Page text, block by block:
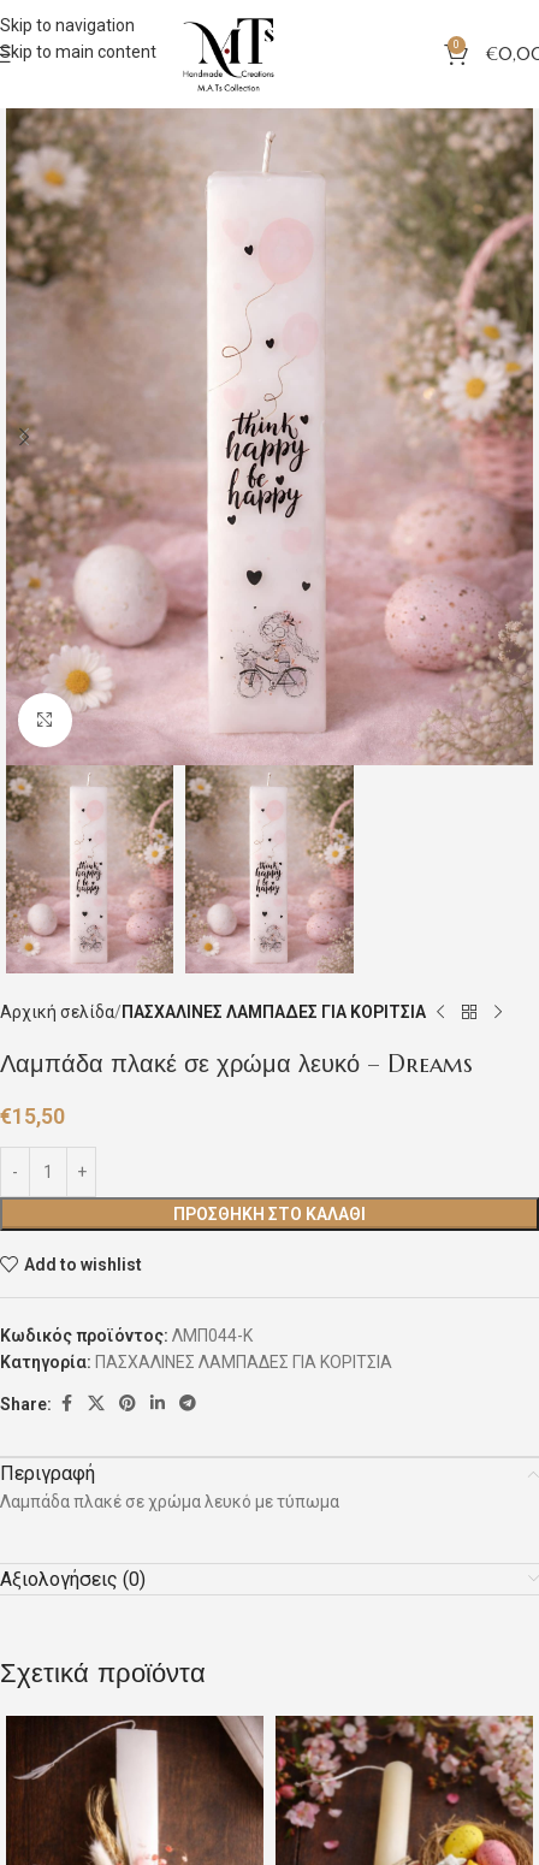
Skip to navigation
Skip to main content
0 €
Click to enlarge
Αρχική σελίδα ΠΑΣΧΑΛΙΝΕΣ ΛΑΜΠΑΔΕΣ ΓΙΑ ΚΟΡΙΤΣΙΑ
Λαμπάδα πλακέ σε χρώμα λευκό – Dreams
€15,50
ΠΡΟΣΘΉΚΗ ΣΤΟ ΚΑΛΆΘΙ
Add to wishlist
Κωδικός προϊόντος: ΛΜΠ044-Κ
Κατηγορία: ΠΑΣΧΑΛΙΝΕΣ ΛΑΜΠΑΔΕΣ ΓΙΑ ΚΟΡΙΤΣΙΑ
Share:
Περιγραφή
Λαμπάδα πλακέ σε χρώμα λευκό με τύπωμα
Αξιολογήσεις (0)
Σχετικά προϊόντα